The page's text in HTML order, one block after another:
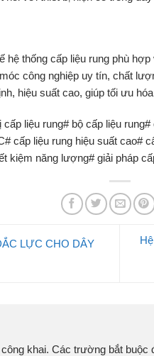
hệ thống cấp liệu rung phù hợp
móc công nghiệp uy tín, chất
hiệu suất cao, giúp tối ưu hóa
liệu rung# bộ cấp liệu
cấp liệu rung hiệu suất cao#
kiệm năng lượng# giải pháp
LỰC CHO DÂY
khai. Các trường bắt buộc